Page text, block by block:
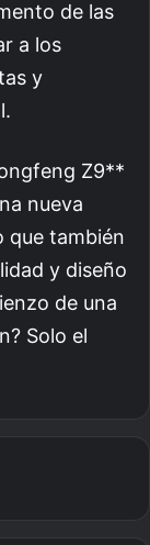
de las
a los
y
Z9**
nueva
que también
y diseño
de una
Solo el